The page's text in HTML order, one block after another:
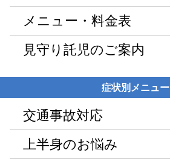
メニュー・料金表
見守り託児のご案内
症状別メニュー
交通事故対応
上半身のお悩み